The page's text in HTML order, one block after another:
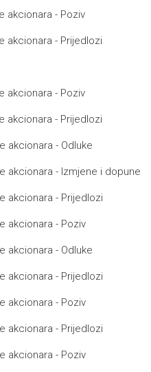
akcionara - Poziv
akcionara - Prijedlozi
akcionara - Poziv
akcionara - Prijedlozi
akcionara - Odluke
akcionara - Izmjene i dopune
akcionara - Prijedlozi
akcionara - Poziv
akcionara - Odluke
akcionara - Prijedlozi
akcionara - Poziv
akcionara - Prijedlozi
akcionara - Poziv